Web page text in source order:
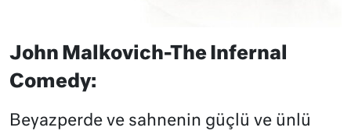
John Malkovich-The Infernal
Comedy:
Beyazperde ve sahnenin güçlü ve ünlü